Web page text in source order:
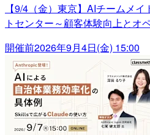
【9/4（金）東京】AIチームメ
トセンター～顧客体験向上とオ
開催前2026年9月4日(金) 15:00